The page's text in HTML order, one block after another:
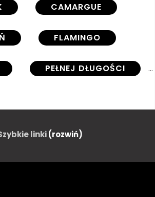
CAMARGUE
FLAMINGO
PEŁNEJ DŁUGOŚCI
AUSSENAUFNAHME
PROWANSALSKI
linki(rozwiń)